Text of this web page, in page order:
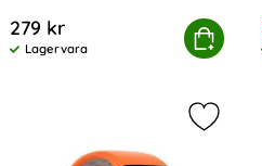
279 kr
Tillgänglighet:
Lagervara
Köp
Lyxigt Metallarmband Fitbit